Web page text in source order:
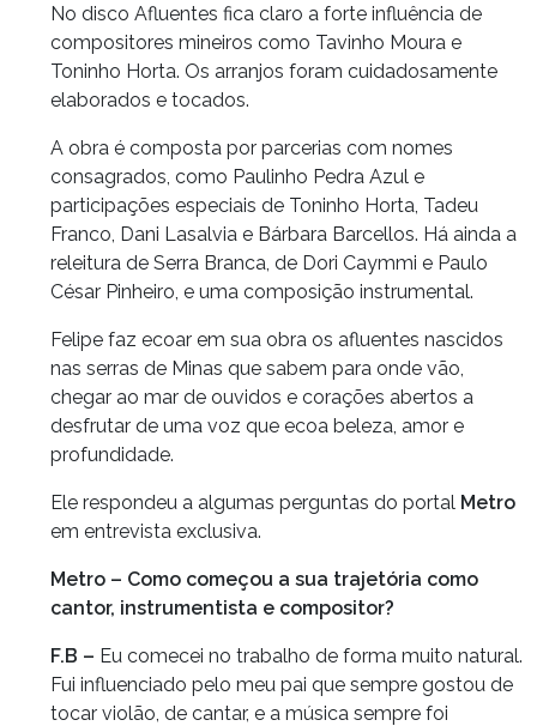
No disco Afluentes fica claro a forte influência de
compositores mineiros como Tavinho Moura e
Toninho Horta. Os arranjos foram cuidadosamente
elaborados e tocados.
A obra é composta por parcerias com nomes
consagrados, como Paulinho Pedra Azul e
participações especiais de Toninho Horta, Tadeu
Franco, Dani Lasalvia e Bárbara Barcellos. Há ainda a
releitura de Serra Branca, de Dori Caymmi e Paulo
César Pinheiro, e uma composição instrumental.
Felipe faz ecoar em sua obra os afluentes nascidos
nas serras de Minas que sabem para onde vão,
chegar ao mar de ouvidos e corações abertos a
desfrutar de uma voz que ecoa beleza, amor e
profundidade.
Ele respondeu a algumas perguntas do portal Metro
em entrevista exclusiva.
Metro – Como começou a sua trajetória como
cantor, instrumentista e compositor?
F.B – Eu comecei no trabalho de forma muito natural.
Fui influenciado pelo meu pai que sempre gostou de
tocar violão, de cantar, e a música sempre foi